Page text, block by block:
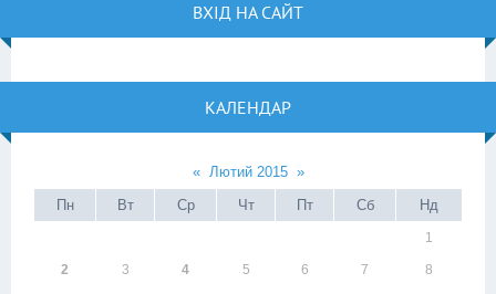
ВХІД НА САЙТ
КАЛЕНДАР
« Лютий 2015 »
Пн
Вт Ср Чт Пт Сб Нд
1
2 3 4 5 6 7 8